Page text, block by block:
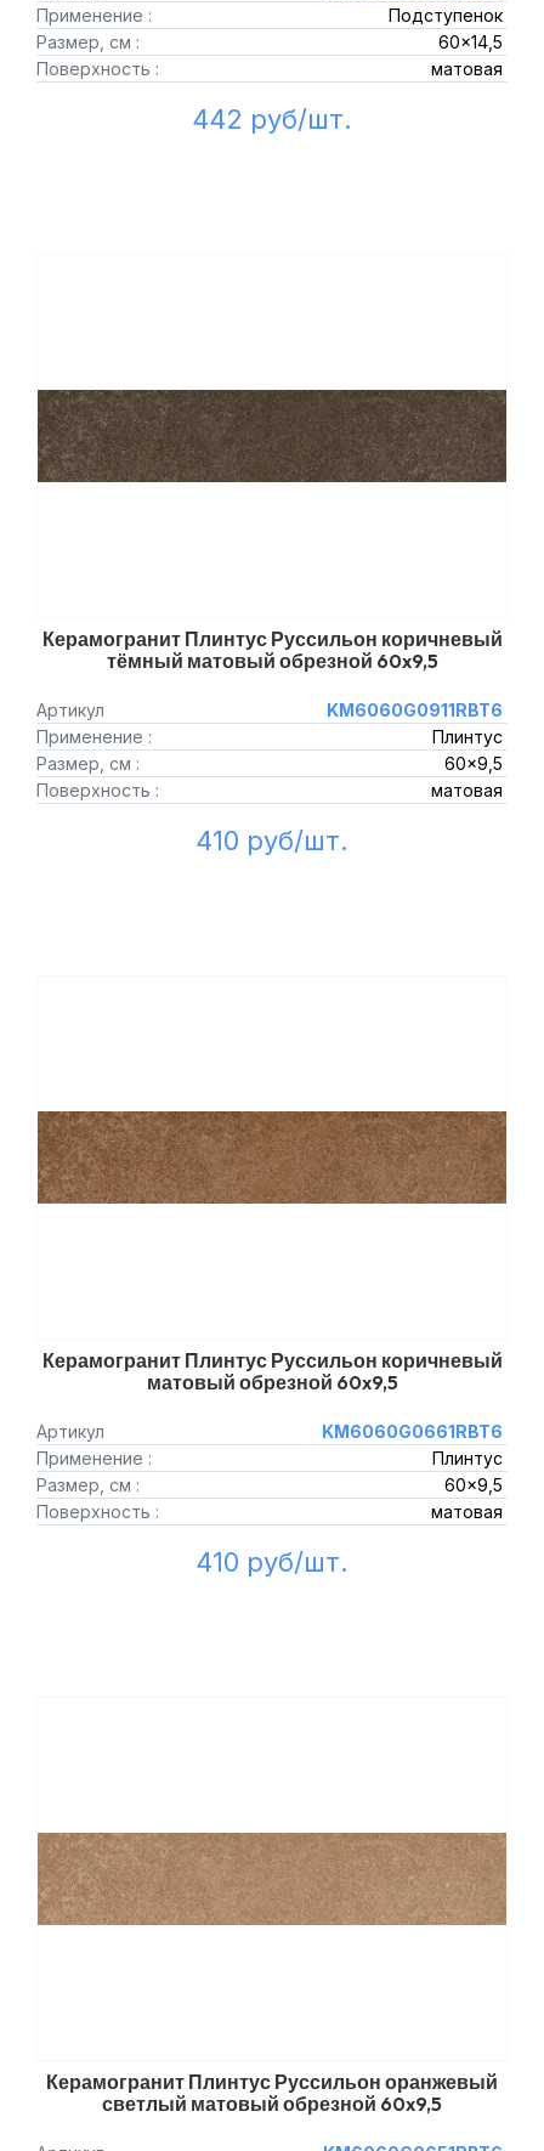
Применение :
Подступенок
Размер, см :
60x14,5
Поверхность :
матовая
442 руб/шт.
Керамогранит Плинтус Руссильон коричневый
тёмный матовый обрезной 60x9,5
Артикул
KM6060G0911RBT6
Применение :
Плинтус
Размер, см :
60x9,5
Поверхность :
матовая
410 руб/шт.
Керамогранит Плинтус Руссильон коричневый
матовый обрезной 60x9,5
Артикул
KM6060G0661RBT6
Применение :
Плинтус
Размер, см :
60x9,5
Поверхность :
матовая
410 руб/шт.
Керамогранит Плинтус Руссильон оранжевый
светлый матовый обрезной 60x9,5